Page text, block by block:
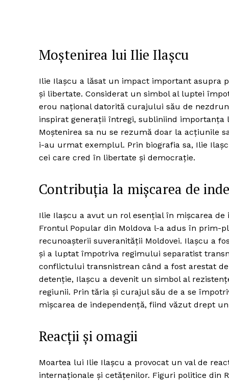
Moștenirea lui Ilie Ilașcu
Ilie Ilașcu a lăsat un impact important asupra
și libertate. Considerat un simbol al luptei
erou național datorită curajului său de
inspirat generații întregi, subliniind
Moștenirea sa nu se rezumă doar la acțiunile
i-au urmat exemplul. Prin biografia sa, Ilie
cei care cred în libertate și democrație.
Contribuția la mișcarea de
Ilie Ilașcu a avut un rol esențial în mișcarea
Frontul Popular din Moldova l-a adus în prim-
recunoașterii suveranității Moldovei. Ilașcu a
și a luptat împotriva regimului separatist
conflictului transnistrean când a fost arestat
detenție, Ilașcu a devenit un simbol al
regiunii. Prin tăria și curajul său de a se
mișcarea de independență, fiind văzut drept
Reacții și omagii
Moartea lui Ilie Ilașcu a provocat un val de
internaționale și cetățenilor. Figuri politice din